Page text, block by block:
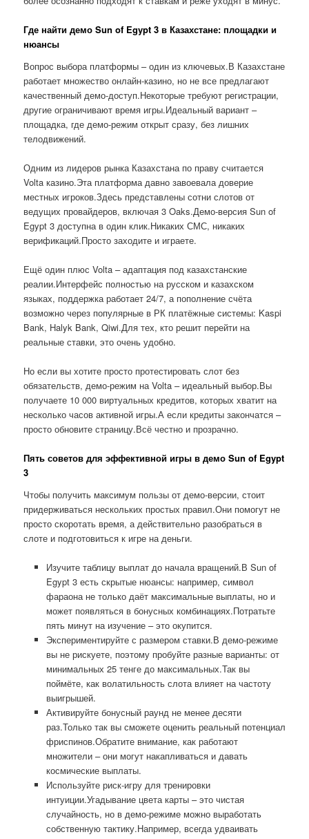
Где найти демо Sun of Egypt 3 в Казахстане: площадки и
нюансы
Вопрос выбора платформы – один из ключевых.В Казахстане
работает множество онлайн-казино, но не все предлагают
качественный демо-доступ.Некоторые требуют регистрации,
другие ограничивают время игры.Идеальный вариант –
площадка, где демо-режим открыт сразу, без лишних
телодвижений.
Одним из лидеров рынка Казахстана по праву считается
Volta казино.Эта платформа давно завоевала доверие
местных игроков.Здесь представлены сотни слотов от
ведущих провайдеров, включая 3 Oaks.Демо-версия Sun of
Egypt 3 доступна в один клик.Никаких СМС, никаких
верификаций.Просто заходите и играете.
Ещё один плюс Volta – адаптация под казахстанские
реалии.Интерфейс полностью на русском и казахском
языках, поддержка работает 24/7, а пополнение счёта
возможно через популярные в РК платёжные системы: Kaspi
Bank, Halyk Bank, Qiwi.Для тех, кто решит перейти на
реальные ставки, это очень удобно.
Но если вы хотите просто протестировать слот без
обязательств, демо-режим на Volta – идеальный выбор.Вы
получаете 10 000 виртуальных кредитов, которых хватит на
несколько часов активной игры.А если кредиты закончатся –
просто обновите страницу.Всё честно и прозрачно.
Пять советов для эффективной игры в демо Sun of Egypt
3
Чтобы получить максимум пользы от демо-версии, стоит
придерживаться нескольких простых правил.Они помогут не
просто скоротать время, а действительно разобраться в
слоте и подготовиться к игре на деньги.
Изучите таблицу выплат до начала вращений.В Sun of
Egypt 3 есть скрытые нюансы: например, символ
фараона не только даёт максимальные выплаты, но и
может появляться в бонусных комбинациях.Потратьте
пять минут на изучение – это окупится.
Экспериментируйте с размером ставки.В демо-режиме
вы не рискуете, поэтому пробуйте разные варианты: от
минимальных 25 тенге до максимальных.Так вы
поймёте, как волатильность слота влияет на частоту
выигрышей.
Активируйте бонусный раунд не менее десяти
раз.Только так вы сможете оценить реальный потенциал
фриспинов.Обратите внимание, как работают
множители – они могут накапливаться и давать
космические выплаты.
Используйте риск-игру для тренировки
интуиции.Угадывание цвета карты – это чистая
случайность, но в демо-режиме можно выработать
собственную тактику.Например, всегда удваивать